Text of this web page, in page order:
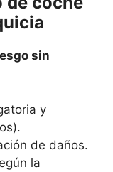
sin
y
de daños.
la